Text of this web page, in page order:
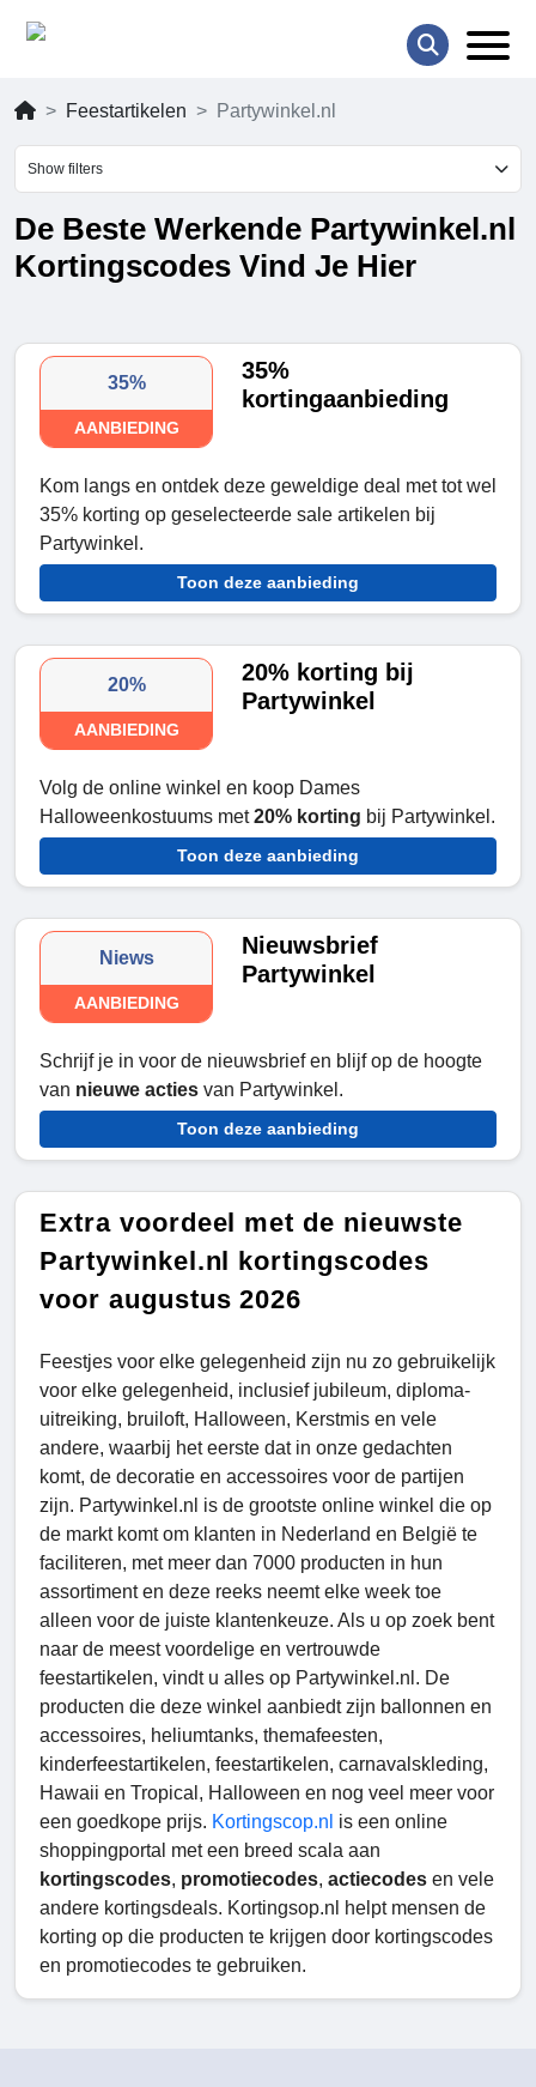
Feestartikelen Partywinkel.nl
Show filters
De Beste Werkende Partywinkel.nl
Kortingscodes Vind Je Hier
35%
AANBIEDING
35%
kortingaanbieding
Kom langs en ontdek deze geweldige deal met tot wel
35% korting op geselecteerde sale artikelen bij
Partywinkel.
Toon deze aanbieding
20%
AANBIEDING
20% korting bij
Partywinkel
Volg de online winkel en koop Dames
Halloweenkostuums met20% korting bij Partywinkel.
Toon deze aanbieding
Niews
AANBIEDING
Nieuwsbrief
Partywinkel
Schrijf je in voor de nieuwsbrief en blijf op de hoogte
van nieuwe acties van Partywinkel.
Toon deze aanbieding
Extra voordeel met de nieuwste
Partywinkel.nl kortingscodes
voor augustus 2026
Feestjes voor elke gelegenheid zijn nu zo gebruikelijk
voor elke gelegenheid, inclusief jubileum, diploma-
uitreiking, bruiloft, Halloween, Kerstmis en vele
andere, waarbij het eerste dat in onze gedachten
komt, de decoratie en accessoires voor de partijen
zijn. Partywinkel.nl is de grootste online winkel die op
de markt komt om klanten in Nederland en België te
faciliteren, met meer dan 7000 producten in hun
assortiment en deze reeks neemt elke week toe
alleen voor de juiste klantenkeuze. Als u op zoek bent
naar de meest voordelige en vertrouwde
feestartikelen, vindt u alles op Partywinkel.nl. De
producten die deze winkel aanbiedt zijn ballonnen en
accessoires, heliumtanks, themafeesten,
kinderfeestartikelen, feestartikelen, carnavalskleding,
Hawaii en Tropical, Halloween en nog veel meer voor
een goedkope prijs. Kortingscop.nl is een online
shoppingportal met een breed scala aan
kortingscodes, promotiecodes, actiecodes en vele
andere kortingsdeals. Kortingsop.nl helpt mensen de
korting op die producten te krijgen door kortingscodes
en promotiecodes te gebruiken.